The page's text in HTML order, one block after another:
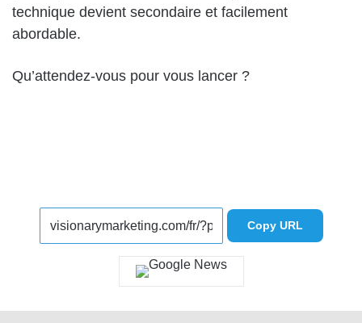
technique devient secondaire et facilement
abordable.
Qu’attendez-vous pour vous lancer ?
Copy URL